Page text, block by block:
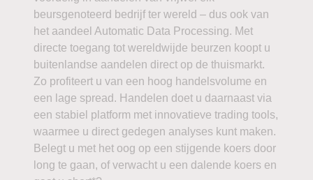
beursgenoteerd bedrijf ter wereld – dus ook van
het aandeel Automatic Data Processing. Met
directe toegang tot wereldwijde beurzen koopt u
buitenlandse aandelen direct op de thuismarkt.
Zo profiteert u van een hoog handelsvolume en
een lage spread. Handelen doet u daarnaast via
een stabiel platform met innovatieve trading tools,
waarmee u direct gedegen analyses kunt maken.
Belegt u met het oog op een stijgende koers door
long te gaan, of verwacht u een dalende koers en